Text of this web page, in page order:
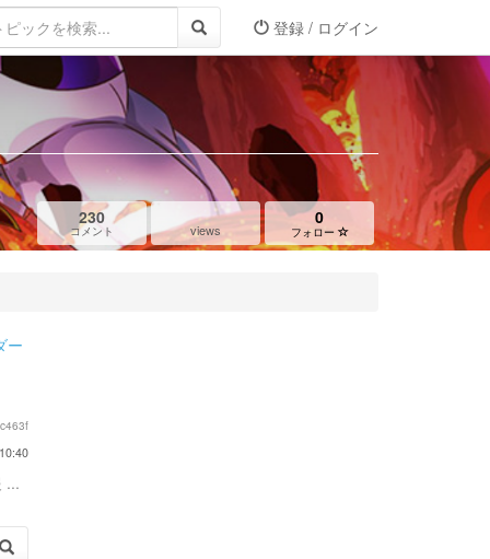
登録 / ログイン
230
コメント views
0
フォロー
ー
...